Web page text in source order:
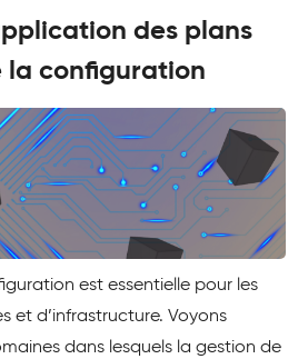
des plans
la configuration
est essentielle pour les
et d’infrastructure. Voyons
dans lesquels la gestion de